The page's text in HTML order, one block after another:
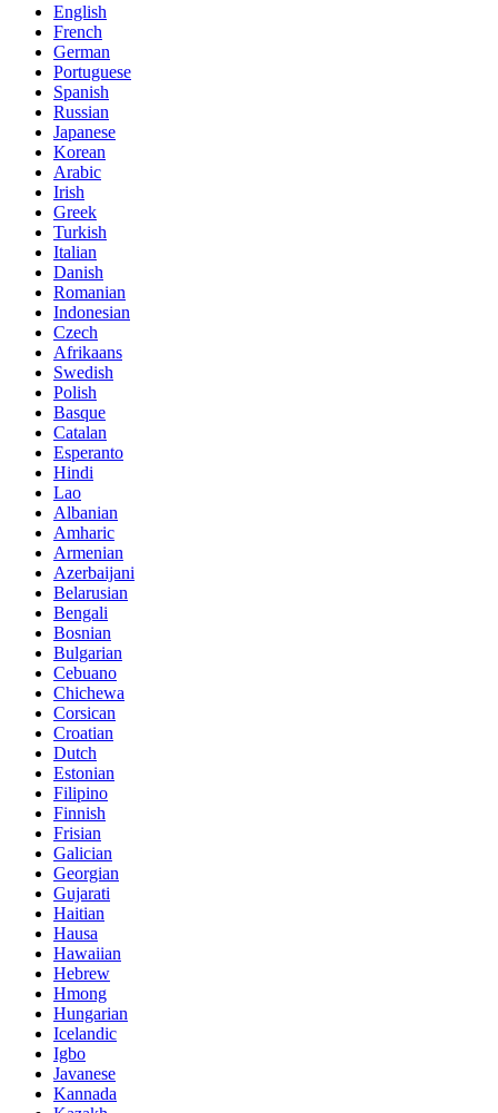
English
French
German
Portuguese
Spanish
Russian
Japanese
Korean
Arabic
Irish
Greek
Turkish
Italian
Danish
Romanian
Indonesian
Czech
Afrikaans
Swedish
Polish
Basque
Catalan
Esperanto
Hindi
Lao
Albanian
Amharic
Armenian
Azerbaijani
Belarusian
Bengali
Bosnian
Bulgarian
Cebuano
Chichewa
Corsican
Croatian
Dutch
Estonian
Filipino
Finnish
Frisian
Galician
Georgian
Gujarati
Haitian
Hausa
Hawaiian
Hebrew
Hmong
Hungarian
Icelandic
Igbo
Javanese
Kannada